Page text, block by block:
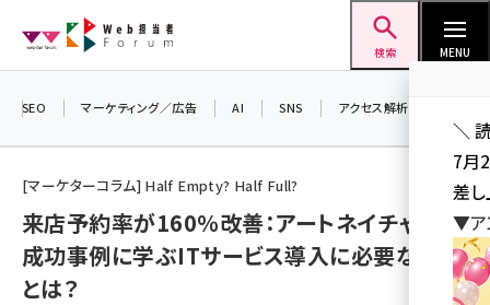
ン
検索 MENU
seo (3523)
SEO マーケティング／広告 AI SNS アクセス解析／データ分析
[マーケターコラム] Half Empty? Half Full?
来店予約率が160％改善：アートネイチャーの
成功事例に学ぶITサービス導入に必要な視点
とは？
＼
7月
差し
▼ア